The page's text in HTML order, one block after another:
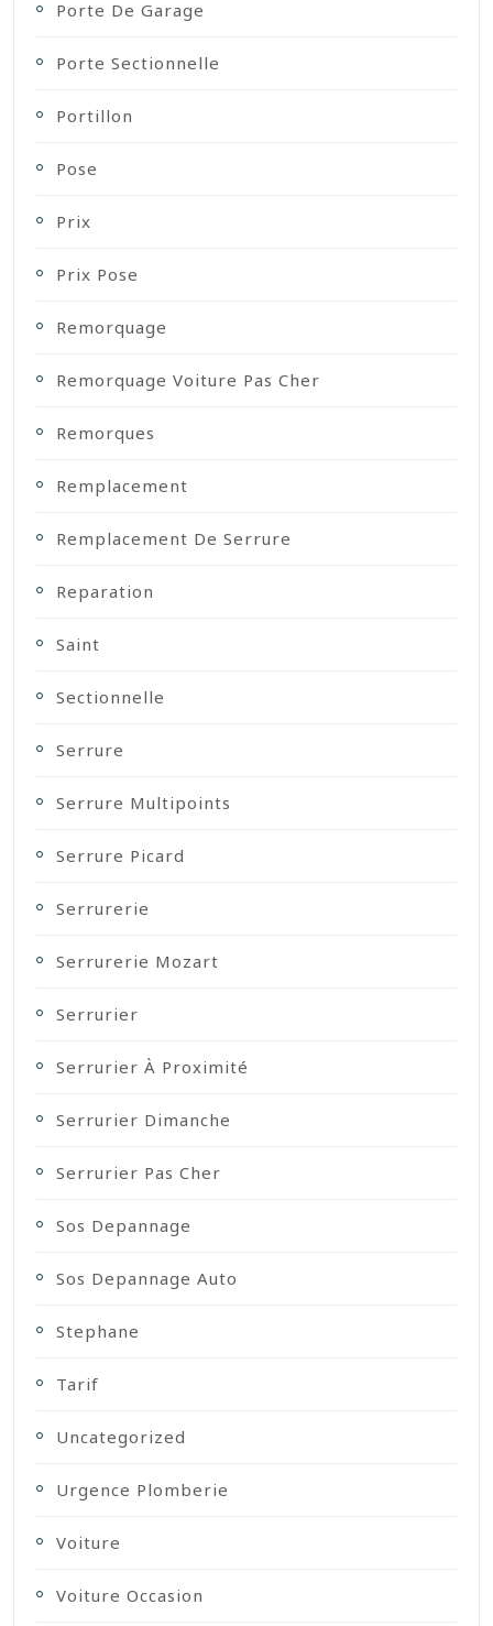
Porte De Garage
Porte Sectionnelle
Portillon
Pose
Prix
Prix Pose
Remorquage
Remorquage Voiture Pas Cher
Remorques
Remplacement
Remplacement De Serrure
Reparation
Saint
Sectionnelle
Serrure
Serrure Multipoints
Serrure Picard
Serrurerie
Serrurerie Mozart
Serrurier
Serrurier À Proximité
Serrurier Dimanche
Serrurier Pas Cher
Sos Depannage
Sos Depannage Auto
Stephane
Tarif
Uncategorized
Urgence Plomberie
Voiture
Voiture Occasion